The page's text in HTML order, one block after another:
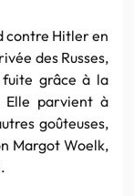
contre Hitleren
des Russes,
grâce à la
Elle parvient à
goûteuses,
Margot Woelk,